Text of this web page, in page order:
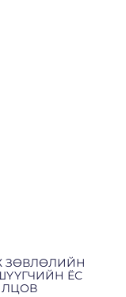
ЗӨВЛӨЛИЙН
ЁС